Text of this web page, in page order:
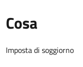
Cosa
Imposta di soggiorno